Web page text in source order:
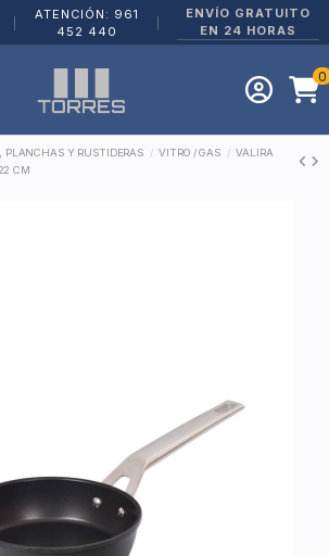
ATENCIÓN: 961
452 440
ENVÍO GRATUITO
EN 24 HORAS
0
PLANCHAS Y RUSTIDERAS VITRO / GAS
VALIRA
CM